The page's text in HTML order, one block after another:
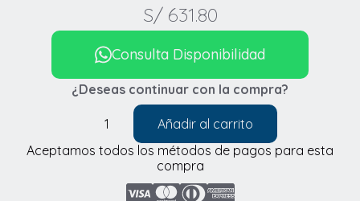
S/631.80
¿Deseas continuar con la compra?
Llantas
Dunlop
Añadir al carrito
Consulta Disponibilidad
Aceptamos todos los métodos de pagos para esta
compra